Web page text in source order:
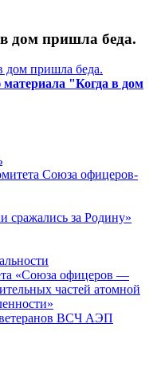
дом пришла беда.
дом пришла беда.
"Когда в дом
Союза офицеров-
за Родину»
«Союза офицеров —
частей атомной
ВСЧ АЭП